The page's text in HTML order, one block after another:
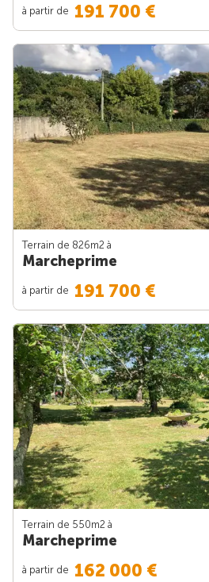
à partir de 191 700 €
Terrain de 826m2 à
Marcheprime
à partir de 191 700 €
Terrain de 550m2 à
Marcheprime
à partir de 162 000 €